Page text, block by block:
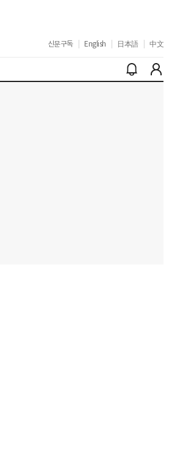
신문구독 English 日本語 中文